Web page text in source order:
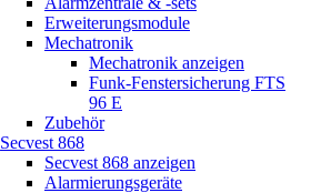
Erweiterungsmodule
Mechatronik
Mechatronik anzeigen
Funk-Fenstersicherung FTS
96 E
Zubehör
Secvest 868
Secvest 868 anzeigen
Alarmierungsgeräte